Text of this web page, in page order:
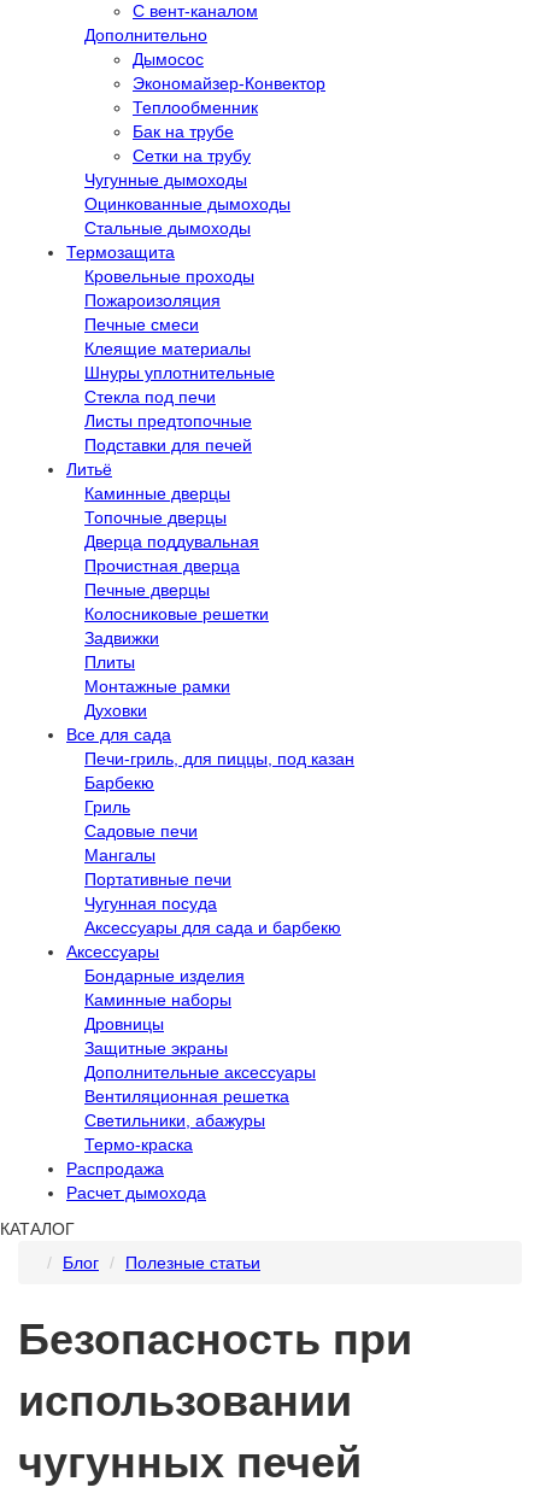
С вент-каналом
Дополнительно
Дымосос
Экономайзер-Конвектор
Теплообменник
Бак на трубе
Сетки на трубу
Чугунные дымоходы
Оцинкованные дымоходы
Стальные дымоходы
Термозащита
Кровельные проходы
Пожароизоляция
Печные смеси
Клеящие материалы
Шнуры уплотнительные
Стекла под печи
Листы предтопочные
Подставки для печей
Литьё
Каминные дверцы
Топочные дверцы
Дверца поддувальная
Прочистная дверца
Печные дверцы
Колосниковые решетки
Задвижки
Плиты
Монтажные рамки
Духовки
Все для сада
Печи-гриль, для пиццы, под казан
Барбекю
Гриль
Садовые печи
Мангалы
Портативные печи
Чугунная посуда
Аксессуары для сада и барбекю
Аксессуары
Бондарные изделия
Каминные наборы
Дровницы
Защитные экраны
Дополнительные аксессуары
Вентиляционная решетка
Светильники, абажуры
Термо-краска
Распродажа
Расчет дымохода
КАТАЛОГ
Блог
Полезные статьи
Безопасность при
использовании
чугунных печей